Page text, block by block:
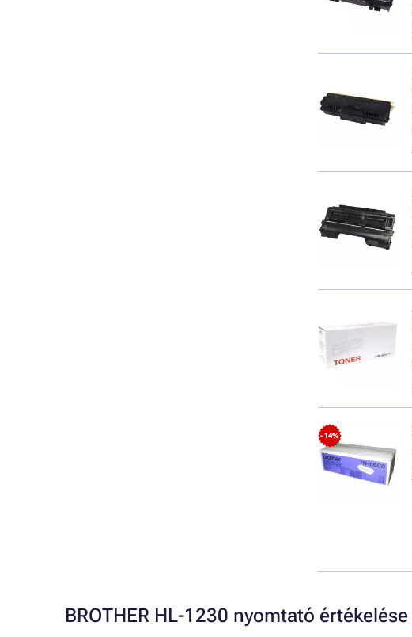
- 14%
BROTHER HL-1230 nyomtató értékelése